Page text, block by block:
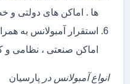
ها . اماکن های دولتی
استقرار آمبولانس به
اماکن صنعتی ، نظامی و
انواع آمبولانس در پارسیان